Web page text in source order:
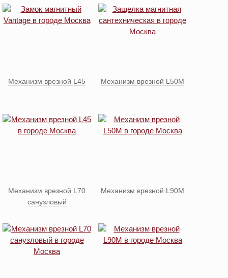
Механизм врезной L45 Механизм врезной L50M
Механизм врезной L70
санузловый
Механизм врезной L90М